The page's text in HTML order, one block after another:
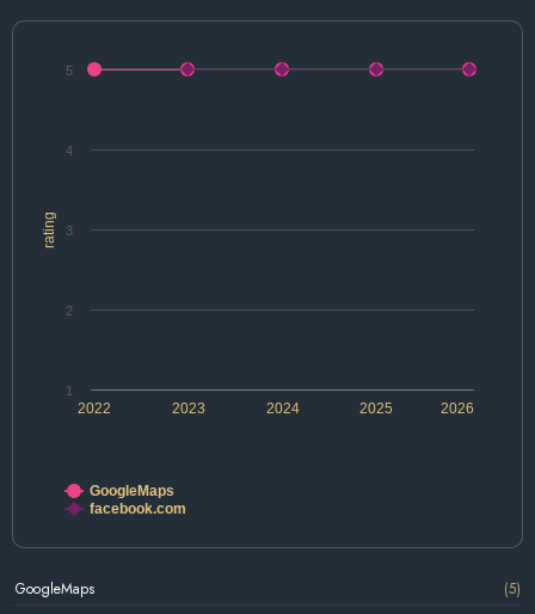
rating
2022 2024 2026
2023 2025
1
2
3
4
5
GoogleMaps
facebook.com
GoogleMaps
(5)